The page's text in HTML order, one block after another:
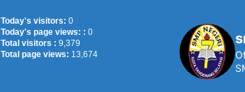
Today's visitors: 0
Today's page views: : 0
Total visitors : 9,379
Total page views: 13,674